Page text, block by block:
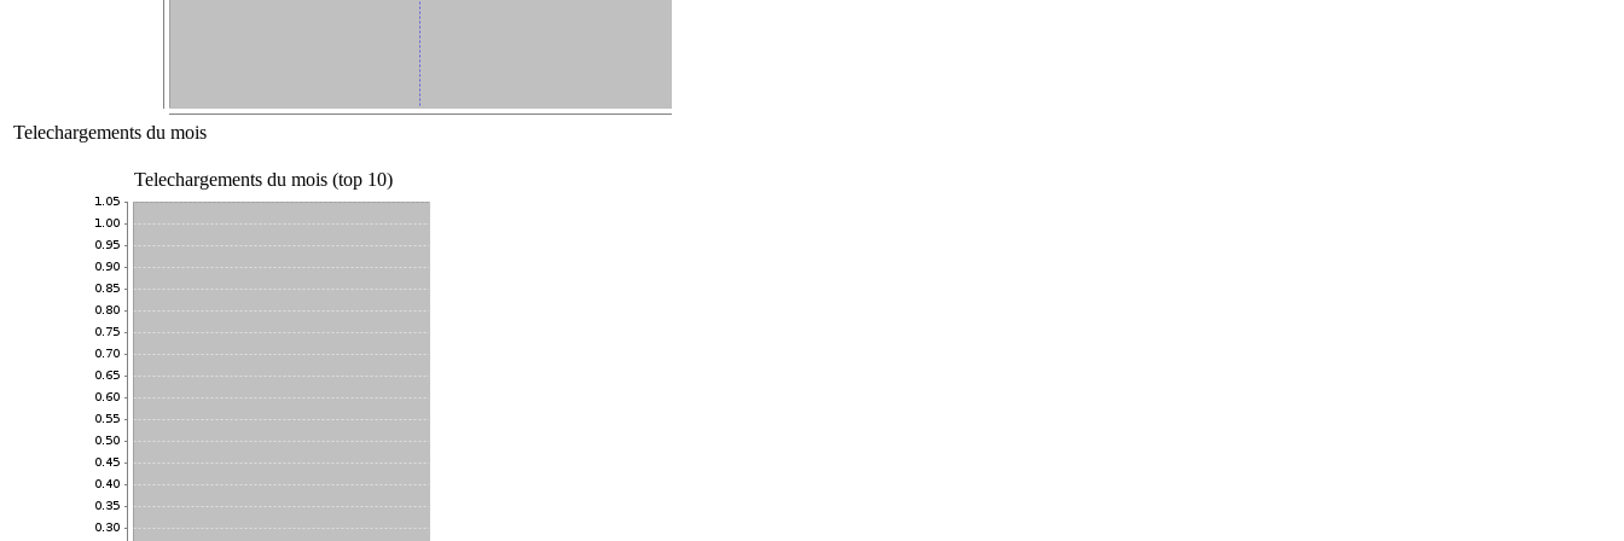
Telechargements du mois
Telechargements du mois (top 10)